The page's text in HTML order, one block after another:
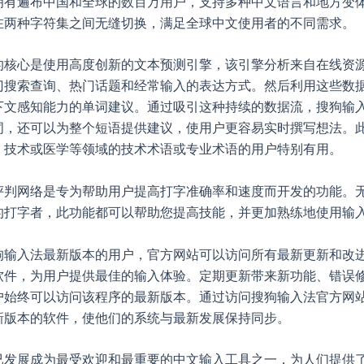
种字符集之间无缝切换，满足全球中文使用者的不同需求。
心是使用高度创新的文本预测引擎，该引擎分析来自在线资
索查询、热门话题和经常输入的表达方式。然后利用这些数
感知能力的单词建议。通过吸引这种持续的数据流，搜狗输
还可以为整个短语提供建议，使用户更容易实时撰写想法。
术或医学等领域的技术术语或专业术语的用户特别有用。
网络是专为帮助用户提高打字准确率和速度而开发的功能。
字者，此功能都可以帮助您提高技能，并更加熟练地使用输
入法最新版本的用户，官方网站可以访问所有最新更新和改
，为用户提供最佳的输入体验。定期更新带来新功能、错误
终可以访问该程序的最新版本。通过访问搜狗输入法官方网
本的软件，使他们的系统与最新发展保持同步。
展成为最受欢迎和最重要的中文输入工具之一，为人们提供